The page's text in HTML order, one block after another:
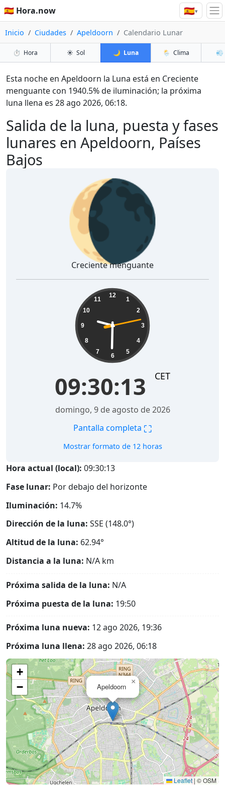
🇪🇸 Hora.now 🇪🇸▾
Inicio Ciudades Apeldoorn Calendario Lunar
⏱️ Hora ☀️ Sol 🌙 Luna 🌦️ Clima 💨
Salida de la luna, puesta y fases
lunares en Apeldoorn, Países
Bajos
Esta noche en Apeldoorn la Luna está en Creciente
menguante con 1940.5% de iluminación; la próxima
luna llena es 28 ago 2026, 06:18.
🌘
Creciente menguante
12
1
2
3
4
5
6
7
8
9
10
11
09:30:14 CET
domingo, 9 de agosto de 2026
Pantalla completa ⛶
Mostrar formato de 12 horas
Hora actual (local): 09:30:14
Fase lunar: Por debajo del horizonte
Iluminación: 14.7%
Dirección de la luna: SSE (148.0°)
Altitud de la luna: 62.94°
Distancia a la luna: N/A km
Próxima salida de la luna: N/A
Próxima puesta de la luna: 19:50
Próxima luna nueva: 12 ago 2026, 19:36
Próxima luna llena: 28 ago 2026, 06:18
Apeldoorn
×
+
−
Leaflet | © OSM